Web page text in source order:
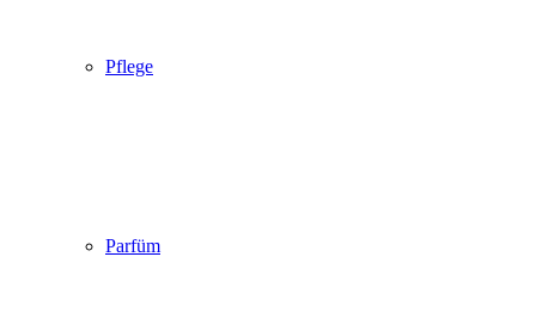
Pflege
Parfüm